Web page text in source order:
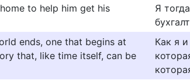
to help him get his
Я
ends, one that begins at
that, like time itself, can be
Как я